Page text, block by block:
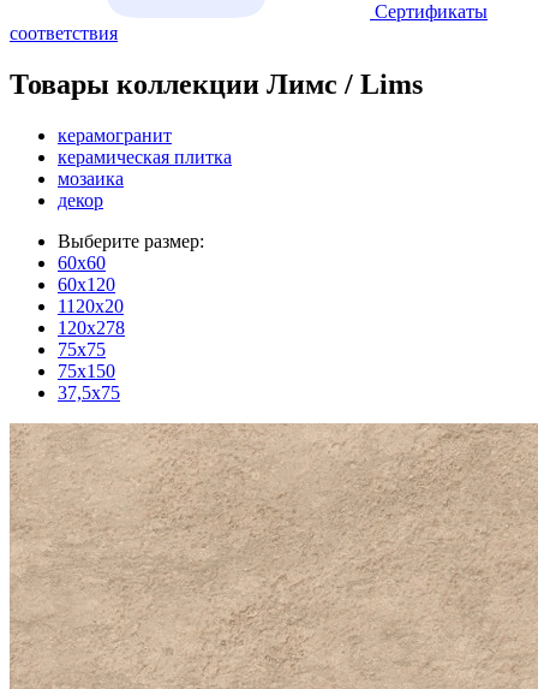
Сертификаты
соответствия
Товары коллекции Лимс / Lims
керамогранит
керамическая плитка
мозаика
декор
Выберите размер:
60x60
60x120
1120x20
120x278
75x75
75x150
37,5x75